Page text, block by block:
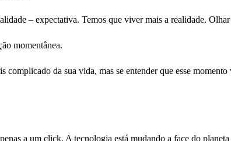
– expectativa. Temos que viver mais a realidade. Olhar
momentânea.
da sua vida, mas se entender que esse
a um click. A tecnologia está mudando a face do